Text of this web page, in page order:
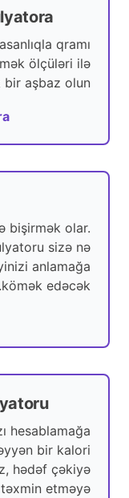
qramı
ölçüləri ilə
aşbaz olun!
bişirmək olar.
sizə nə
anlamağa
kömək edəcək.
hesablamağa
bir kalori
hədəf çəkiyə
etməyə